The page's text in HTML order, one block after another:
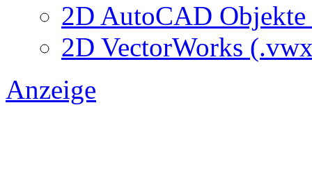
2D AutoCAD
2D VectorWorks
Anzeige